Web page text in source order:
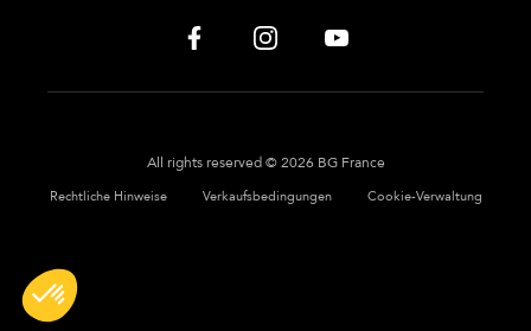
All rights reserved © 2026 BG France
Rechtliche Hinweise Verkaufsbedingungen Cookie-Verwaltung